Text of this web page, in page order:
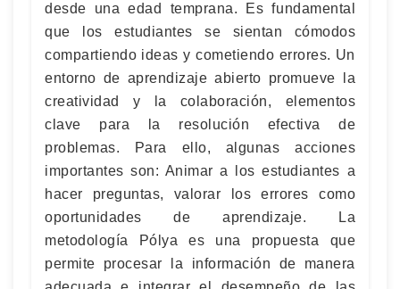
desde una edad temprana. Es fundamental
que los estudiantes se sientan cómodos
compartiendo ideas y cometiendo errores. Un
entorno de aprendizaje abierto promueve la
creatividad y la colaboración, elementos
clave para la resolución efectiva de
problemas. Para ello, algunas acciones
importantes son: Animar a los estudiantes a
hacer preguntas, valorar los errores como
oportunidades de aprendizaje. La
metodología Pólya es una propuesta que
permite procesar la información de manera